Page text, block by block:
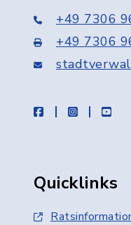
+49 7306
+49 7306
facebookinstagram
Quicklinks